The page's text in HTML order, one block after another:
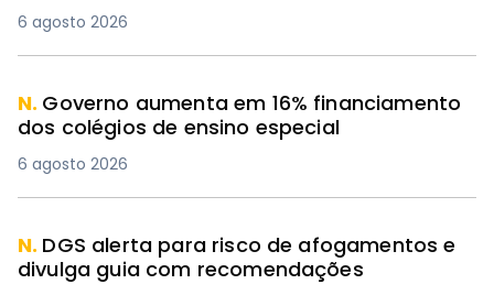
6 agosto 2026
N. Governo aumenta em 16% financiamento
dos colégios de ensino especial
6 agosto 2026
N. DGS alerta para risco de afogamentos e
divulga guia com recomendações